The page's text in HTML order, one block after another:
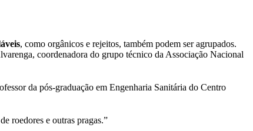
, como orgânicos e rejeitos, também podem ser agrupados.
coordenadora do grupo técnico da Associação Nacional
da pós-graduação em Engenharia Sanitária do Centro
roedores e outras pragas.”